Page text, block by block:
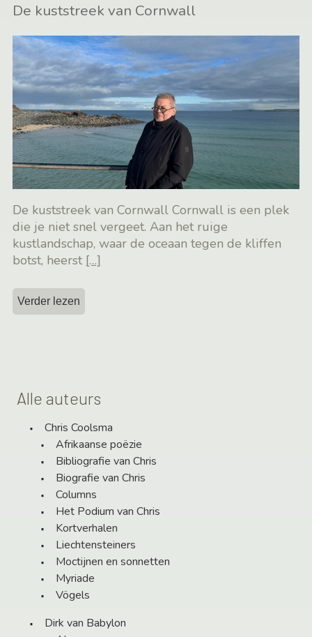
De kuststreek van Cornwall
De kuststreek van Cornwall Cornwall is een plek
die je niet snel vergeet. Aan het ruige
kustlandschap, waar de oceaan tegen de kliffen
botst, heerst […]
Verder lezen
Alle auteurs
Chris Coolsma
Afrikaanse poëzie
Bibliografie van Chris
Biografie van Chris
Columns
Het Podium van Chris
Kortverhalen
Liechtensteiners
Moctijnen en sonnetten
Myriade
Vögels
Dirk van Babylon